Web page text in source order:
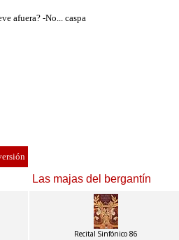
Las majas del bergantín
Recital Sinfónico 86